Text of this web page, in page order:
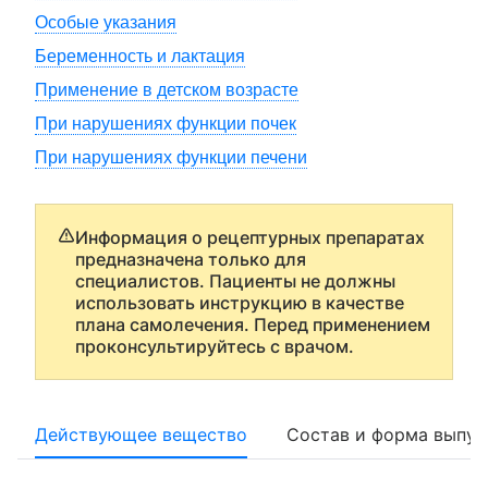
Особые указания
Беременность и лактация
Применение в детском возрасте
При нарушениях функции почек
При нарушениях функции печени
Информация о рецептурных препаратах
предназначена только для
специалистов. Пациенты не должны
использовать инструкцию в качестве
плана самолечения. Перед применением
проконсультируйтесь с врачом.
Действующее вещество Состав и форма